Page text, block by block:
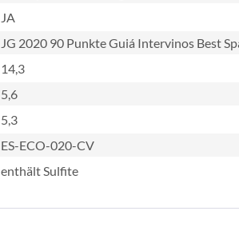
JA
JG 2020 90 Punkte Guiá Intervinos Best
14,3
5,6
5,3
ES-ECO-020-CV
enthält Sulfite